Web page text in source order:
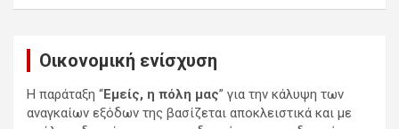
Οικονομική ενίσχυση
Η παράταξη “Εμείς, η πόλη μας” για την κάλυψη των
αναγκαίων εξόδων της βασίζεται αποκλειστικά και με